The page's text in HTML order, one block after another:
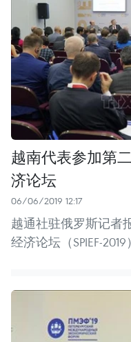
越南代表参加第
济论坛
06/06/2019 12:17
越通社驻俄罗斯记者
经济论坛（SPIEF-